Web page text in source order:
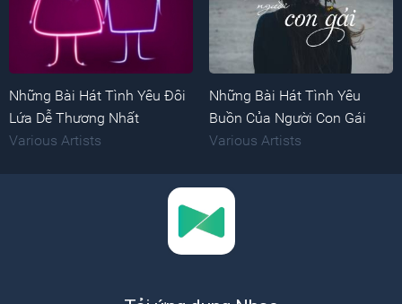
Những Bài Hát Tình Yêu Đôi
Lứa Dễ Thương Nhất
Various Artists
Những Bài Hát Tình Yêu
Buồn Của Người Con Gái
Various Artists